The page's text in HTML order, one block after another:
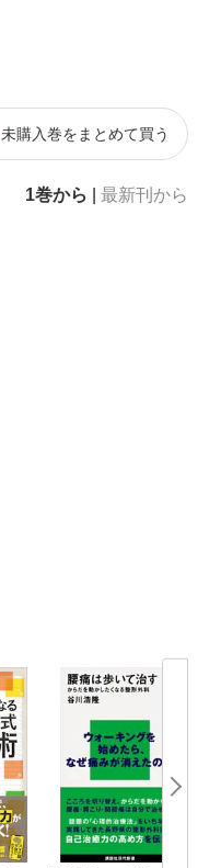
未購入巻をまとめて買う
1巻から 最新刊から